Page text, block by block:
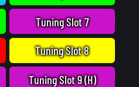
Tuning Slot 7
Tuning Slot 8
Tuning Slot 9 (H)